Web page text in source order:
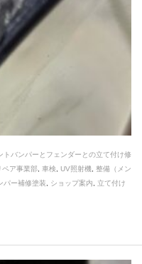
トバンパーとフェンダーとの立て付け修
ペア事業部 車検 UV照射機 整備（メン
パー補修塗装 ショップ案内
立て付け